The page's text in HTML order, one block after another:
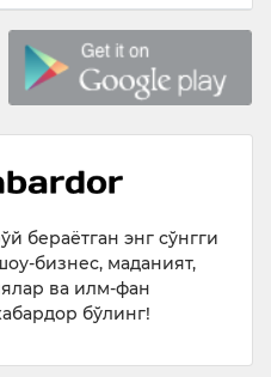
бераётган энг сўнгги
бизнес, маданият,
ва илм-фан
бўлинг!